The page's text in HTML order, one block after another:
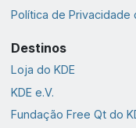
Política de Privacidade
Destinos
Loja do KDE
KDE e.V.
Fundação Free Qt do